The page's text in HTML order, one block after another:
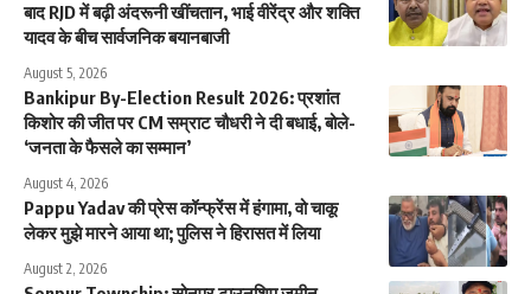
बाद RJD में बढ़ी अंदरूनी खींचतान, भाई वीरेंद्र और शक्ति
यादव के बीच सार्वजनिक बयानबाजी
August 5, 2026
Bankipur By-Election Result 2026: प्रशांत
किशोर की जीत पर CM सम्राट चौधरी ने दी बधाई, बोले-
‘जनता के फैसले का सम्मान’
August 4, 2026
Pappu Yadav की प्रेस कॉन्फ्रेंस में हंगामा, वो चाकू
लेकर मुझे मारने आया था; पुलिस ने हिरासत में लिया
August 2, 2026